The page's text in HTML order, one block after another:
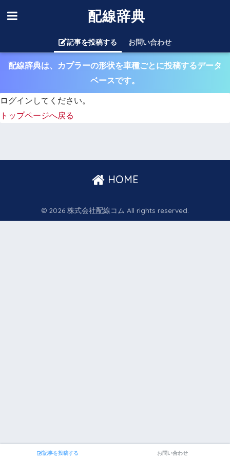
配線辞典
記事を投稿する お問い合わせ
配線辞典は、カプラーの形状を車種ごとに投稿するデータ
ベースです。
ログインしてください。
トップページへ戻る
HOME
© 2026 株式会社配線コム All rights reserved.
記事を投稿する お問い合わせ